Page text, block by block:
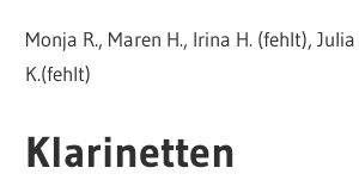
Monja R., Maren H., Irina H. (fehlt),
K.(fehlt)
Klarinetten